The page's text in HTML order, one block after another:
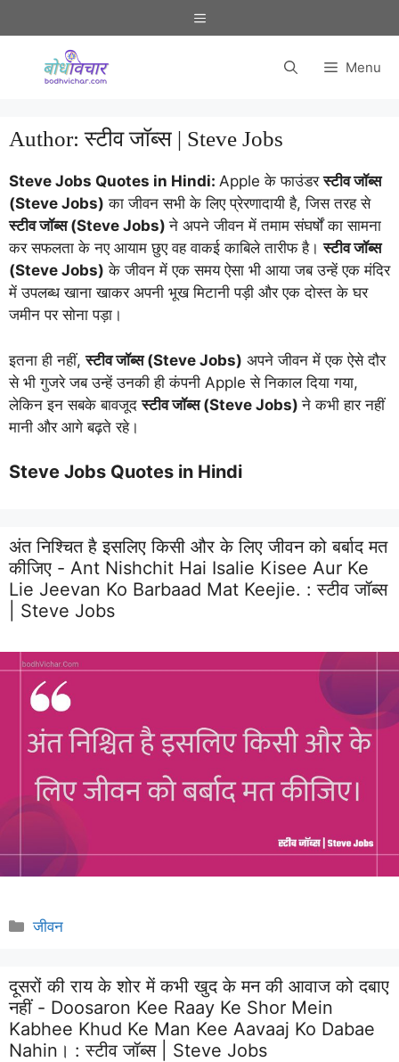
to
Menu
Menu
Author:स्टीव जॉब्स | Steve Jobs
Steve Jobs Quotes in Hindi: Apple के फाउंडरस्टीव जॉब्स
(Steve Jobs) का जीवन सभी के लिए प्रेरणादायी है, जिस तरह से
स्टीव जॉब्स (Steve Jobs)ने अपने जीवन में तमाम संघर्षों का सामना
कर सफलता के नए आयाम छुए वह वाकई काबिले तारीफ है।स्टीव जॉब्स
(Steve Jobs) के जीवन में एक समय ऐसा भी आया जब उन्हें एक मंदिर
में उपलब्ध खाना खाकर अपनी भूख मिटानी पड़ी और एक दोस्त के घर
जमीन पर सोना पड़ा।
इतना ही नहीं,स्टीव जॉब्स (Steve Jobs) अपने जीवन में एक ऐसे दौर
से भी गुजरे जब उन्हें उनकी ही कंपनी Apple से निकाल दिया गया,
लेकिन इन सबके बावजूदस्टीव जॉब्स (Steve Jobs)ने कभी हार नहीं
मानी और आगे बढ़ते रहे।
Steve Jobs Quotes in Hindi
अंत निश्चित है इसलिए किसी और के लिए जीवन को बर्बाद मत
कीजिए - Ant Nishchit Hai Isalie Kisee Aur Ke
Lie Jeevan Ko Barbaad Mat Keejie. :स्टीव जॉब्स
| Steve Jobs
Categories
जीवन
दूसरों की राय के शोर में कभी खुद के मन की आवाज को दबाए
नहीं - Doosaron Kee Raay Ke Shor Mein
Kabhee Khud Ke Man Kee Aavaaj Ko Dabae
Nahin। :स्टीव जॉब्स | Steve Jobs